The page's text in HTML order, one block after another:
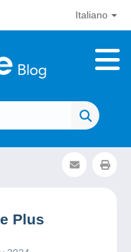
Italiano
Plus